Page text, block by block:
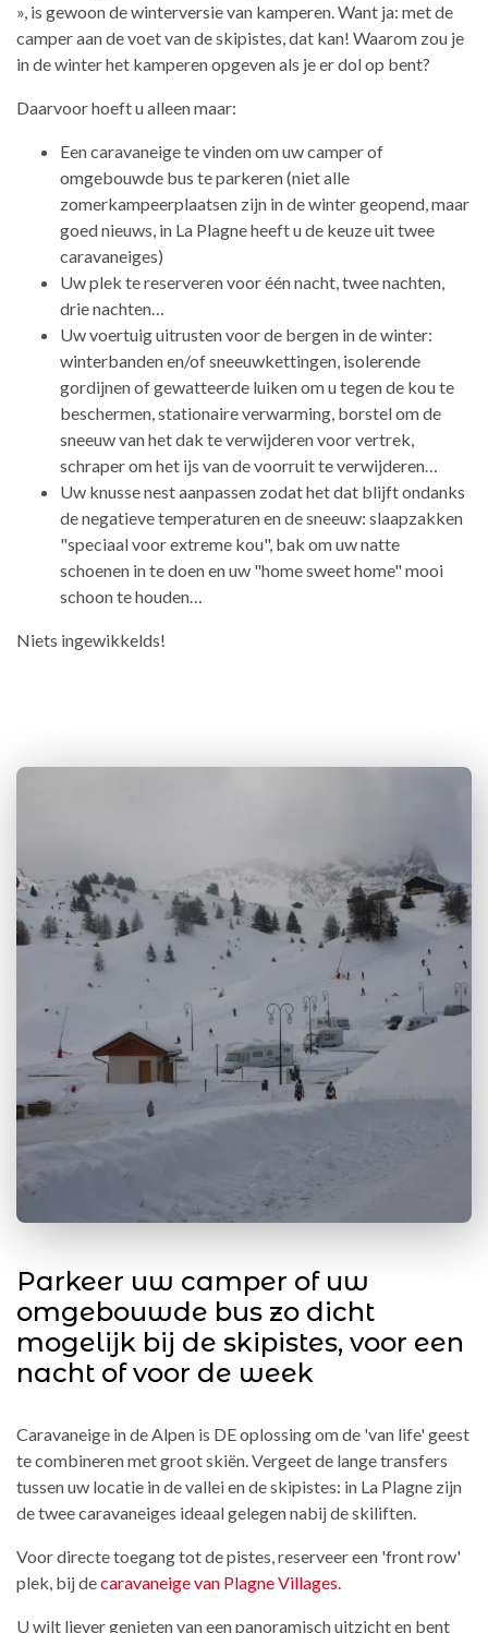
», is gewoon de winterversie van kamperen. Want ja: met de
camper aan de voet van de skipistes, dat kan! Waarom zou je
in de winter het kamperen opgeven als je er dol op bent?
Daarvoor hoeft u alleen maar:
Een caravaneige te vinden om uw camper of
omgebouwde bus te parkeren (niet alle
zomerkampeerplaatsen zijn in de winter geopend, maar
goed nieuws, in La Plagne heeft u de keuze uit twee
caravaneiges)
Uw plek te reserveren voor één nacht, twee nachten,
drie nachten…
Uw voertuig uitrusten voor de bergen in de winter:
winterbanden en/of sneeuwkettingen, isolerende
gordijnen of gewatteerde luiken om u tegen de kou te
beschermen, stationaire verwarming, borstel om de
sneeuw van het dak te verwijderen voor vertrek,
schraper om het ijs van de voorruit te verwijderen…
Uw knusse nest aanpassen zodat het dat blijft ondanks
de negatieve temperaturen en de sneeuw: slaapzakken
"speciaal voor extreme kou", bak om uw natte
schoenen in te doen en uw "home sweet home" mooi
schoon te houden…
Niets ingewikkelds!
Parkeer uw camper of uw
omgebouwde bus zo dicht
mogelijk bij de skipistes, voor een
nacht of voor de week
Caravaneige in de Alpen is DE oplossing om de 'van life' geest
te combineren met groot skiën. Vergeet de lange transfers
tussen uw locatie in de vallei en de skipistes: in La Plagne zijn
de twee caravaneiges ideaal gelegen nabij de skiliften.
Voor directe toegang tot de pistes, reserveer een 'front row'
plek, bij decaravaneige van Plagne Villages.
U wilt liever genieten van een panoramisch uitzicht en bent